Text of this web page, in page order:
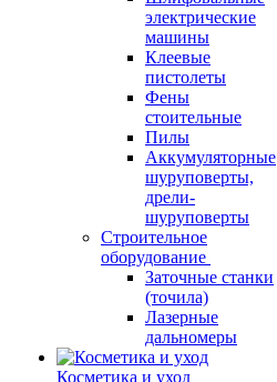
электрические
машины
Клеевые
пистолеты
Фены
стоительные
Пилы
Аккумуляторные
шуруповерты,
дрели-
шуруповерты
Строительное
оборудование
Заточные станки
(точила)
Лазерные
дальномеры
Косметика и уход